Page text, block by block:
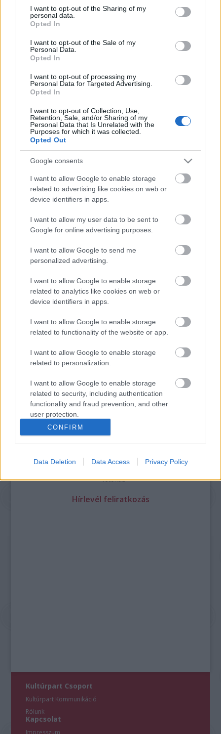
not limited to your visit or usage behaviour. You may click to
grant or deny consent to Google and its third-party tags to
use your data for below specified purposes in below Google
consent section.
I want to opt-out of the Sharing of my
personal data.
Opted In
I want to opt-out of the Sale of my
Personal Data.
Opted In
I want to opt-out of processing my
Personal Data for Targeted Advertising.
Opted In
I want to opt-out of Collection, Use,
Retention, Sale, and/or Sharing of my
Personal Data that Is Unrelated with the
Purposes for which it was collected.
Opted Out
Google consents
I want to allow Google to enable storage
related to advertising like cookies on web or
device identifiers in apps.
I want to allow my user data to be sent to
Google for online advertising purposes.
I want to allow Google to send me
personalized advertising.
I want to allow Google to enable storage
related to analytics like cookies on web or
device identifiers in apps.
I want to allow Google to enable storage
related to functionality of the website or app.
I want to allow Google to enable storage
related to personalization.
I want to allow Google to enable storage
related to security, including authentication
functionality and fraud prevention, and other
user protection.
CONFIRM
Data Deletion Data Access Privacy Policy
LÉTEZIK GYÓGYÍTÓ MÚZEUM?!
AZ EMBERSÉG ÜNNEPE
A bejegyzés trackback címe:
https://kulturpart.hu/api/trackback/id/14630426
A hozzászólások avonatkozó jogszabályokértelmében felhasználói tartalomnak
minősülnek, értük a szolgáltatás technikai
Részletek a Felhasználási feltételekbenés azadatvédelmi tájékoztatóban
Legolvasottabb
Megdöbbentő fotók a néptelen fővárosról
Top 10: ezek a legjobb szerelmes filmek
A 10 legütősebb drogos film
Megjöttek a meztelen hősnők
Meztelenség és anatómia
A forradalom egy holland fotós szemével
A legizgalmasabb fotók 2015-ből
Készülőben a nagy meztelen album
fotókat!
Hírlevél feliratkozás
Kultúrpart Csoport
Kultúrpart Kommunikáció
Rólunk
Kapcsolat
Impresszum